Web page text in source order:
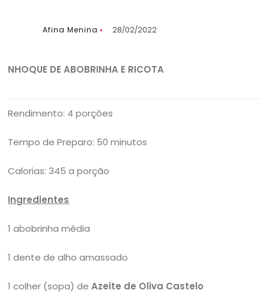
Afina Menina 28/02/2022
NHOQUE DE ABOBRINHA E RICOTA
Rendimento: 4 porções
Tempo de Preparo: 50 minutos
Calorias: 345 a porção
Ingredientes
1 abobrinha média
1 dente de alho amassado
1 colher (sopa) deAzeite de Oliva Castelo